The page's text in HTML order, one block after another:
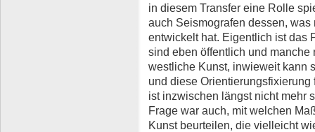
in diesem Transfer eine Rolle
auch Seismografen dessen,
entwickelt hat. Eigentlich ist das
sind eben öffentlich und
westliche Kunst, inwieweit kann
und diese
ist inzwischen längst nicht mehr
Frage war auch, mit welchen
Kunst beurteilen, die vielleicht